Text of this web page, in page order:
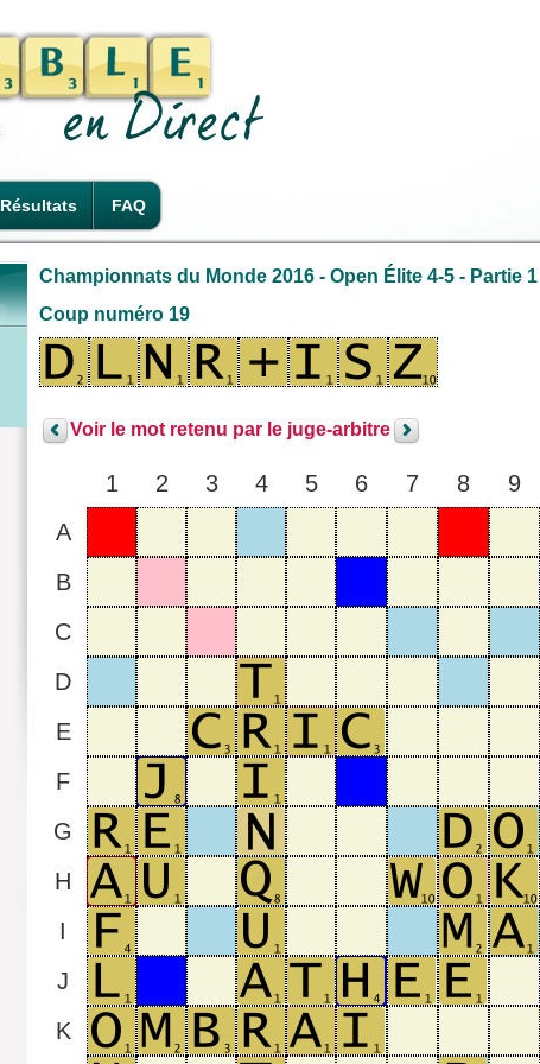
Résultats FAQ
Championnats du Monde 2016 - Open Élite 4-5 - Partie 1
Coup numéro 19
Voir le mot retenu par le juge-arbitre
1 2 3 4 5 6 7 8 9
A
B
C
D
E
F
G
H
I
J
K